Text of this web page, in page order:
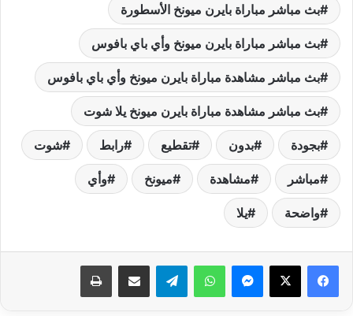
بث مباشر مباراة بايرن ميونخ الأسطورة
بث مباشر مباراة بايرن ميونخ وأي باي بافوس
بث مباشر مشاهدة مباراة بايرن ميونخ وأي باي بافوس
بث مباشر مشاهدة مباراة بايرن ميونخ يلا شوت
بجودة بدون تقطيع رابط شوت
مباشر مشاهدة ميونخ وأي
واضحة يلا
فيسبوك ‫X ماسنجر واتساب تيلقرام مشاركة عبر البريد طباعة